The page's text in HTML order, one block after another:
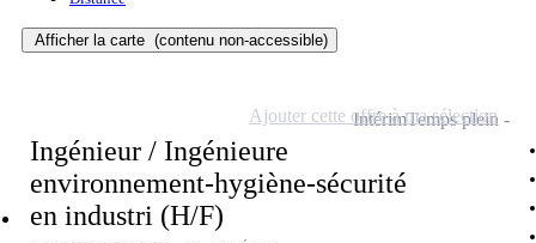
Afficher la carte (contenu non-accessible)
Ingénieur / Ingénieure
environnement-hygiène-sécurité
en industri (H/F)
IntérimTemps plein
Ajouter cette offre à ma sélection